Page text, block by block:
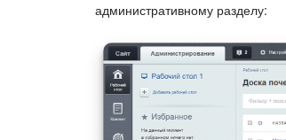
административному разделу: